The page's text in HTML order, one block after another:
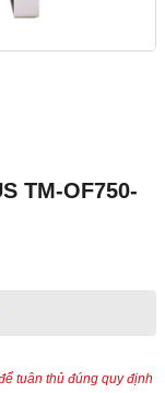
TM-OF750-
tuân thủ đúng quy định